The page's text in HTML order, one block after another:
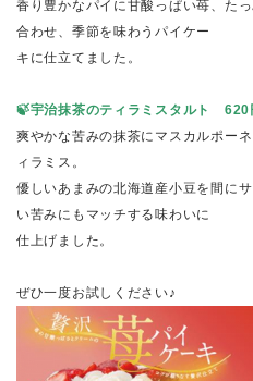
香り豊かなパイに甘酸っぱい苺、た
合わせ、季節を味わうパイケー
キに仕立てました。
🍃宇治抹茶のティラミスタルト 620
爽やかな苦みの抹茶にマスカルポー
ィラミス。
優しいあまみの北海道産小豆を間に
い苦みにもマッチする味わいに
仕上げました。
ぜひ一度お試しください♪